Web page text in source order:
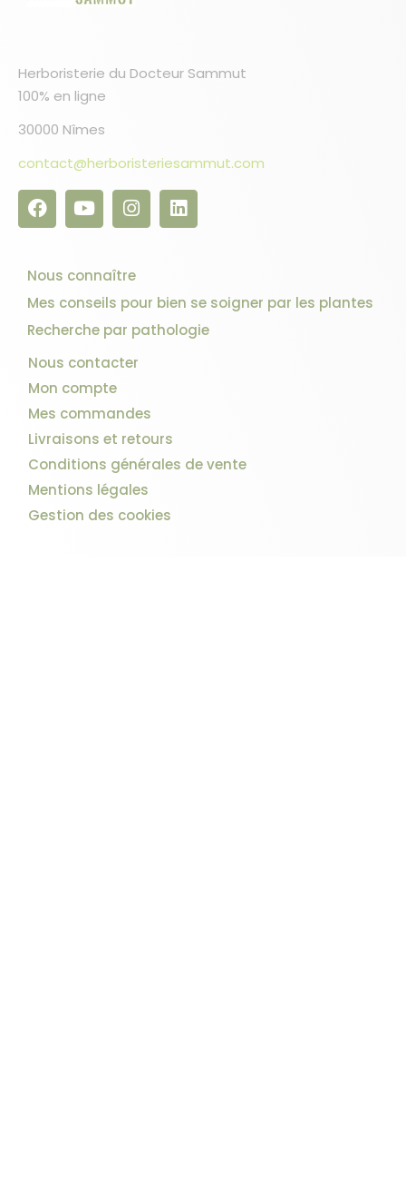
Herboristerie du Docteur Sammut
100% en ligne
30000 Nîmes
contact@herboristeriesammut.com
Nous connaître
Mes conseils pour bien se soigner par les plantes
Recherche par pathologie
Nous contacter
Mon compte
Mes commandes
Livraisons et retours
Conditions générales de vente
Mentions légales
Gestion des cookies